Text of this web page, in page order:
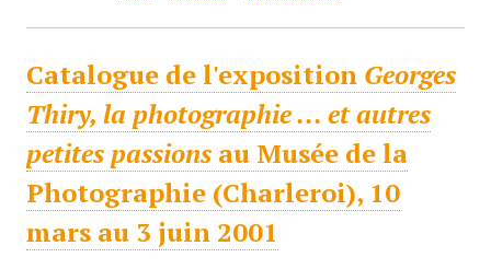
Catalogue de l'exposition Georges
Thiry, la photographie ... et autres
petites passionsau Musée de la
Photographie (Charleroi), 10
mars au 3 juin 2001